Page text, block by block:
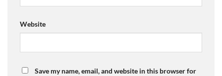
Website
Save my name, email, and website in this browser for